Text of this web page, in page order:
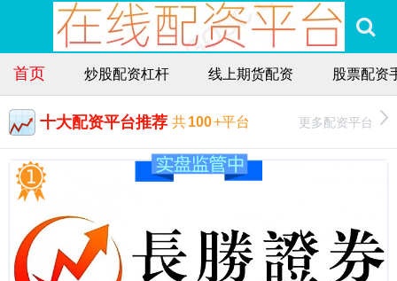
首页 炒股配资杠杆 线上期货配资 股票配资
十大配资平台推荐 共100+平台 更多配资平台